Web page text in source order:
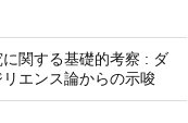
に関する基礎的考察 : ダ
エンス論からの示唆